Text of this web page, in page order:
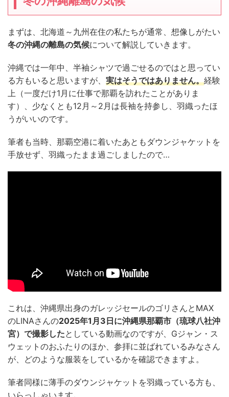
まずは、北海道～九州在住の私たちが通常、想像しがたい
冬の沖縄の離島の気候について解説していきます。
沖縄では一年中、半袖シャツで過ごせるのではと思ってい
る方もいると思いますが、 実はそうではありません。経験
上（一度だけ1月に仕事で那覇を訪れたことがありま
す）、少なくとも12月～2月は長袖を持参し、羽織ったほ
うがいいのです。
筆者も当時、那覇空港に着いたあともダウンジャケットを
手放せず、羽織ったまま過ごしましたので…
これは、沖縄県出身のガレッジセールのゴリさんとMAX
のLINAさんの2025年1月3日に沖縄県那覇市（琉球八社沖
宮）で撮影したとしている動画なのですが、Gジャン・ス
ウェットのおふたりのほか、参拝に並ばれているみなさん
が、どのような服装をしているかを確認できますよ。
筆者同様に薄手のダウンジャケットを羽織っている方も、